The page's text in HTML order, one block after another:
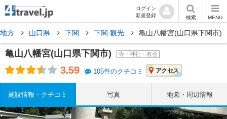
ログイン
新規登録
検索 MENU
方 山口県 下関 下関 観光 亀山八幡宮(山口県下関市)
亀山八幡宮(山口県下関市) 寺・神社・教会
3.59 105件のクチコミ アクセス
施設情報・クチコミ 写真 地図・周辺情報